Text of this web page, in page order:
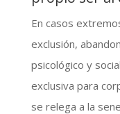
En casos
exclusión,
psicológico y
exclusiva para
se relega a la